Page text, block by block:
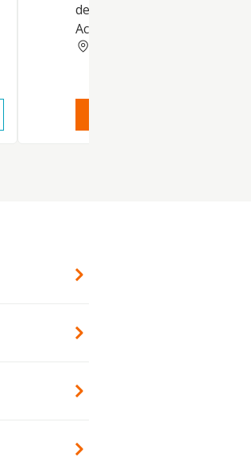
desarrollo e innovación.
Actividades científicas y